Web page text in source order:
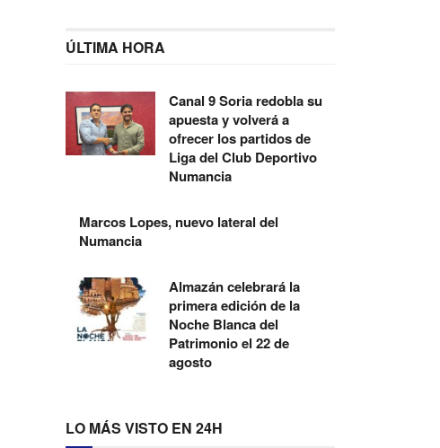
ÚLTIMA HORA
Canal 9 Soria redobla su
apuesta y volverá a
ofrecer los partidos de
Liga del Club Deportivo
Numancia
Marcos Lopes, nuevo lateral del
Numancia
Almazán celebrará la
primera edición de la
Noche Blanca del
Patrimonio el 22 de
agosto
LO MÁS VISTO EN 24H